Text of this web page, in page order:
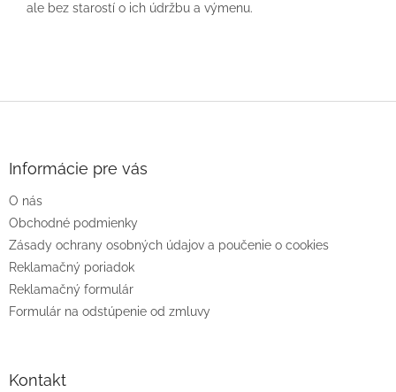
ale bez starostí o ich údržbu a výmenu.
e
Informácie pre vás
O nás
Obchodné podmienky
Zásady ochrany osobných údajov a poučenie o cookies
Reklamačný poriadok
Reklamačný formulár
Formulár na odstúpenie od zmluvy
Kontakt